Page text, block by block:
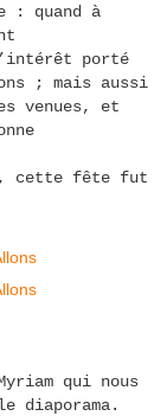
: quand à
porté
; mais aussi
venues, et
cette fête fut
qui nous
diaporama.